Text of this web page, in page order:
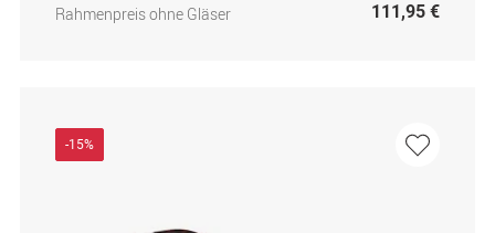
Rahmenpreis ohne Gläser
111,95 €
-15%